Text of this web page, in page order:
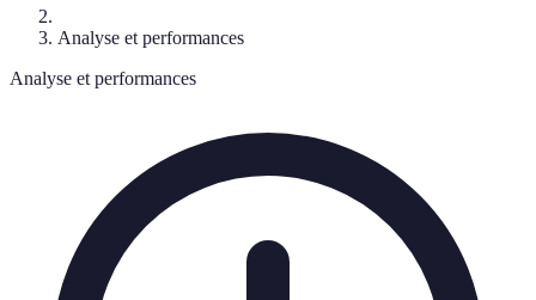
Analyse et performances
Analyse et performances